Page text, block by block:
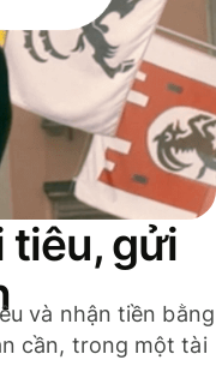
tiêu, gửi
và nhận tiền bằng
cần, trong một tài